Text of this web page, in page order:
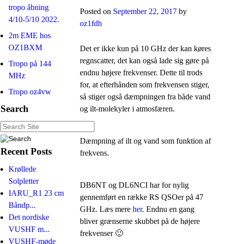
tropo åbning
4/10-5/10 2022.
2m EME hos
OZ1BXM
Tropo på 144
MHz
Tropo oz4vw
Search
Recent Posts
Krøllede
Solpletter
IARU_R1 23 cm
Båndp...
Det nordiske
VUSHF m...
VUSHF-møde
Posted on September 22, 2017 by
oz1fdh
Det er ikke kun på 10 GHz der kan køres
regnscatter, det kan også lade sig gøre på
endnu højere frekvenser. Dette til trods
for, at efterhånden som frekvensen stiger,
så stiger også dæmpningen fra både vand
og ilt-molekyler i atmosfæren.
Dæmpning af ilt og vand som funktion af
frekvens.
DB6NT og DL6NCI har for nylig
gennemført en række RS QSOer på 47
GHz. Læs mereher. Endnu en gang
bliver grænserne skubbet på de højere
frekvenser 🙂